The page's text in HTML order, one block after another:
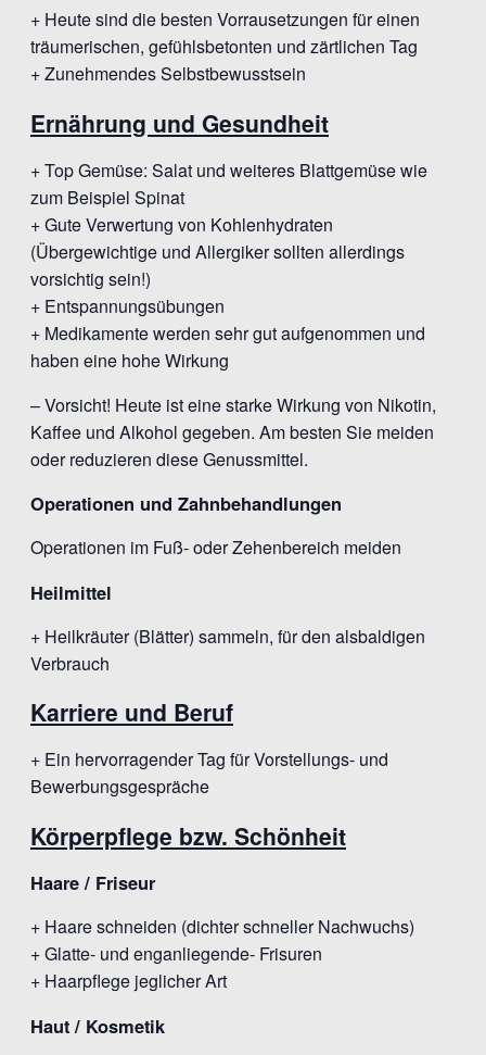
+ Heute sind die besten Vorrausetzungen für einen
träumerischen, gefühlsbetonten und zärtlichen Tag
+ Zunehmendes Selbstbewusstsein
Ernährung und Gesundheit
+ Top Gemüse: Salat und weiteres Blattgemüse wie
zum Beispiel Spinat
+ Gute Verwertung von Kohlenhydraten
(Übergewichtige und Allergiker sollten allerdings
vorsichtig sein!)
+ Entspannungsübungen
+ Medikamente werden sehr gut aufgenommen und
haben eine hohe Wirkung
– Vorsicht! Heute ist eine starke Wirkung von Nikotin,
Kaffee und Alkohol gegeben. Am besten Sie meiden
oder reduzieren diese Genussmittel.
Operationen und Zahnbehandlungen
Operationen im Fuß- oder Zehenbereich meiden
Heilmittel
+ Heilkräuter (Blätter) sammeln, für den alsbaldigen
Verbrauch
Karriere und Beruf
+ Ein hervorragender Tag für Vorstellungs- und
Bewerbungsgespräche
Körperpflege bzw. Schönheit
Haare / Friseur
+ Haare schneiden (dichter schneller Nachwuchs)
+ Glatte- und enganliegende- Frisuren
+ Haarpflege jeglicher Art
Haut / Kosmetik